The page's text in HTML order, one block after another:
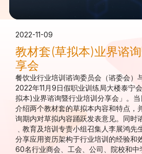
2022-11-09
教材套(草拟本)业界谘
享会
餐饮业行业培训谘询委员会（谘委会）
2022年11月9日假职业训练局大楼泰宁
拟本)业界谘询暨行业培训分享会」。
介绍两个教材套的草拟本内容和特点，
询期内对草拟内容踊跃发表意见。同时
﹑教育及培训专责小组召集人李展鸿先
分享应用资历架构于行业培训的经验和
60名行业商会、工会、公司、院校和中